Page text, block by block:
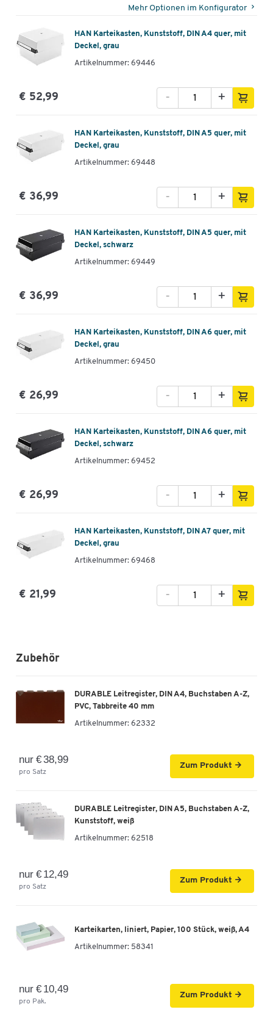
Mehr Optionen im Konfigurator
HAN Karteikasten, Kunststoff, DIN A4 quer, mit
Deckel, grau
Artikelnummer: 69446
€ 52,99 +
-
HAN Karteikasten, Kunststoff, DIN A5 quer, mit
Deckel, grau
Artikelnummer: 69448
€ 36,99 +
-
HAN Karteikasten, Kunststoff, DIN A5 quer, mit
Deckel, schwarz
Artikelnummer: 69449
€ 36,99 +
-
HAN Karteikasten, Kunststoff, DIN A6 quer, mit
Deckel, grau
Artikelnummer: 69450
€ 26,99 +
-
HAN Karteikasten, Kunststoff, DIN A6 quer, mit
Deckel, schwarz
Artikelnummer: 69452
€ 26,99 +
-
HAN Karteikasten, Kunststoff, DIN A7 quer, mit
Deckel, grau
Artikelnummer: 69468
€ 21,99 +
-
Zubehör
DURABLE Leitregister, DIN A4, Buchstaben A-Z,
PVC, Tabbreite 40 mm
Artikelnummer: 62332
nur € 38,99
pro Satz
Zum Produkt
DURABLE Leitregister, DIN A5, Buchstaben A-Z,
Kunststoff, weiß
Artikelnummer: 62518
nur € 12,49
pro Satz
Zum Produkt
Karteikarten, liniert, Papier, 100 Stück, weiß, A4
Artikelnummer: 58341
nur € 10,49
pro Pak.
Zum Produkt
Zum Zoomen doppeltippen